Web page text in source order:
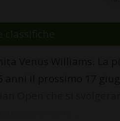
classifiche